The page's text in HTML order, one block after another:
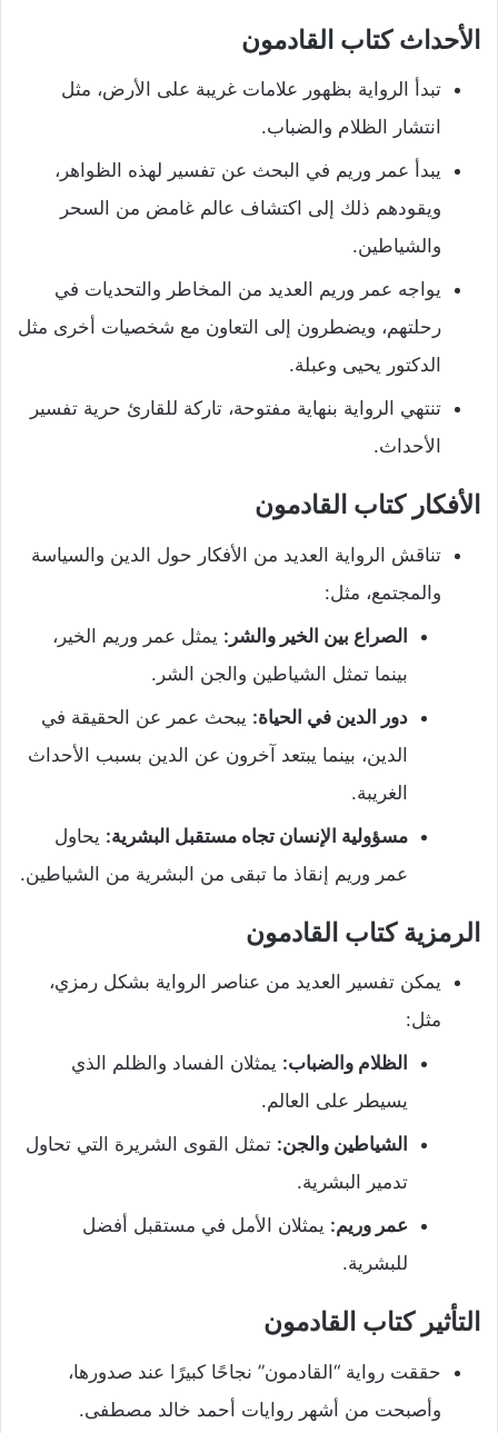
الأحداث كتاب القادمون
تبدأ الرواية بظهور علامات غريبة على الأرض، مثل
انتشار الظلام والضباب.
يبدأ عمر وريم في البحث عن تفسير لهذه الظواهر،
ويقودهم ذلك إلى اكتشاف عالم غامض من السحر
والشياطين.
يواجه عمر وريم العديد من المخاطر والتحديات في
رحلتهم، ويضطرون إلى التعاون مع شخصيات أخرى مثل
الدكتور يحيى وعبلة.
تنتهي الرواية بنهاية مفتوحة، تاركة للقارئ حرية تفسير
الأحداث.
الأفكار كتاب القادمون
تناقش الرواية العديد من الأفكار حول الدين والسياسة
والمجتمع، مثل:
الصراع بين الخير والشر: يمثل عمر وريم الخير،
بينما تمثل الشياطين والجن الشر.
دور الدين في الحياة: يبحث عمر عن الحقيقة في
الدين، بينما يبتعد آخرون عن الدين بسبب الأحداث
الغريبة.
مسؤولية الإنسان تجاه مستقبل البشرية: يحاول
عمر وريم إنقاذ ما تبقى من البشرية من الشياطين.
الرمزية كتاب القادمون
يمكن تفسير العديد من عناصر الرواية بشكل رمزي،
مثل:
الظلام والضباب: يمثلان الفساد والظلم الذي
يسيطر على العالم.
الشياطين والجن: تمثل القوى الشريرة التي تحاول
تدمير البشرية.
عمر وريم: يمثلان الأمل في مستقبل أفضل
للبشرية.
التأثير كتاب القادمون
حققت رواية “القادمون” نجاحًا كبيرًا عند صدورها،
وأصبحت من أشهر روايات أحمد خالد مصطفى.